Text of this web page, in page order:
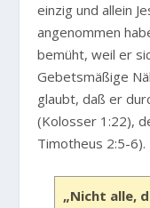
einzig und allein
angenommen
bemüht, weil er
Gebetsmäßige
glaubt, daß er
(Kolosser 1:22),
Timotheus 2:5-6).
„Nicht alle,